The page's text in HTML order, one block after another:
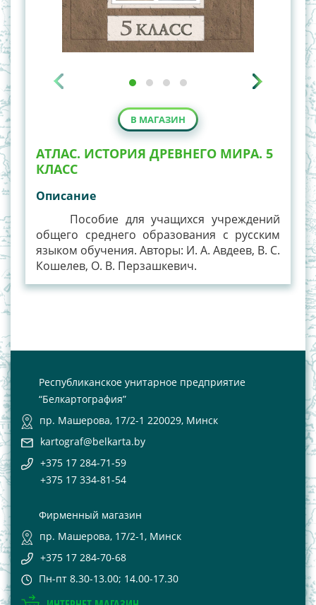
В МАГАЗИН
АТЛАС. ИСТОРИЯ ДРЕВНЕГО МИРА. 5
КЛАСС
Описание
Пособие для учащихся учреждений
общего среднего образования с русским
языком обучения. Авторы: И. А. Авдеев, В. С.
Кошелев, О. В. Перзашкевич.
Республиканское унитарное предприятие
“Белкартография”
пр. Машерова, 17/2-1 220029, Минск
kartograf@belkarta.by
+375 17 284-71-59
+375 17 334-81-54
Фирменный магазин
пр. Машерова, 17/2-1, Минск
+375 17 284-70-68
Пн-пт 8.30-13.00; 14.00-17.30